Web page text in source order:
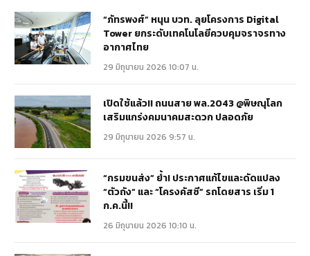
“ภัทรพงศ์” หนุน บวท. ลุยโครงการ Digital
Tower ยกระดับเทคโนโลยีควบคุมจราจรทาง
อากาศไทย
29 มิถุนายน 2026 10:07 น.
เปิดใช้แล้ว!! ถนนสาย พล.2043 @พิษณุโลก
เสริมแกร่งคมนาคมสะดวก ปลอดภัย
29 มิถุนายน 2026 9:57 น.
“กรมขนส่ง” ย้ำ! ประกาศแก้ไขและดัดแปลง
“ตัวถัง” และ “โครงคัสซี” รถโดยสาร เริ่ม 1
ก.ค.นี้!!
26 มิถุนายน 2026 10:10 น.